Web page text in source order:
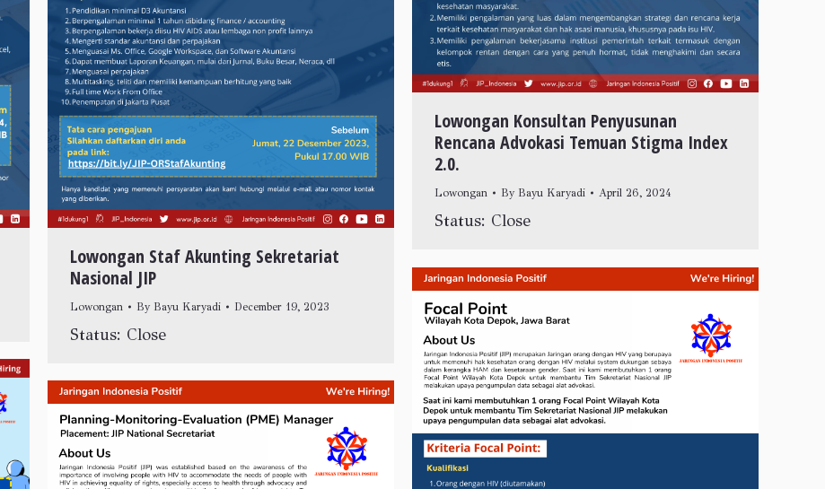
Lowongan Konsultan Penyusunan
Rencana Advokasi Temuan Stigma Index
2.0.
Lowongan By Bayu Karyadi April 26, 2024
Status: Close
Lowongan Staf Akunting Sekretariat
Nasional JIP
Lowongan By Bayu Karyadi December 19, 2023
Status: Close